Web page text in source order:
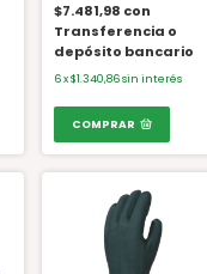
$7.481,98 con
Transferencia o
depósito bancario
6x$1.340,86sin interés
COMPRAR